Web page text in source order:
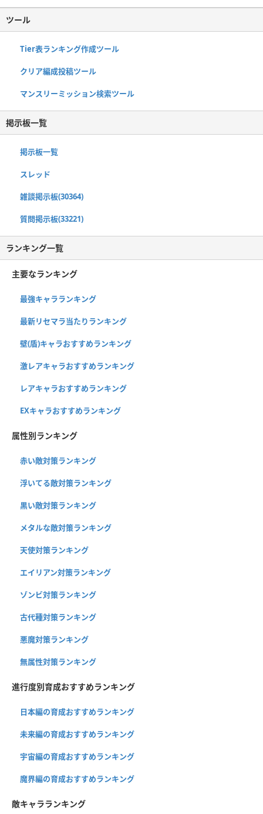
ツール
Tier表ランキング作成ツール
クリア編成投稿ツール
マンスリーミッション検索ツール
掲示板一覧
掲示板一覧
スレッド
雑談掲示板(30364)
質問掲示板(33221)
ランキング一覧
主要なランキング
最強キャラランキング
最新リセマラ当たりランキング
壁(盾)キャラおすすめランキング
激レアキャラおすすめランキング
レアキャラおすすめランキング
EXキャラおすすめランキング
属性別ランキング
赤い敵対策ランキング
浮いてる敵対策ランキング
黒い敵対策ランキング
メタルな敵対策ランキング
天使対策ランキング
エイリアン対策ランキング
ゾンビ対策ランキング
古代種対策ランキング
悪魔対策ランキング
無属性対策ランキング
進行度別育成おすすめランキング
日本編の育成おすすめランキング
未来編の育成おすすめランキング
宇宙編の育成おすすめランキング
魔界編の育成おすすめランキング
敵キャラランキング